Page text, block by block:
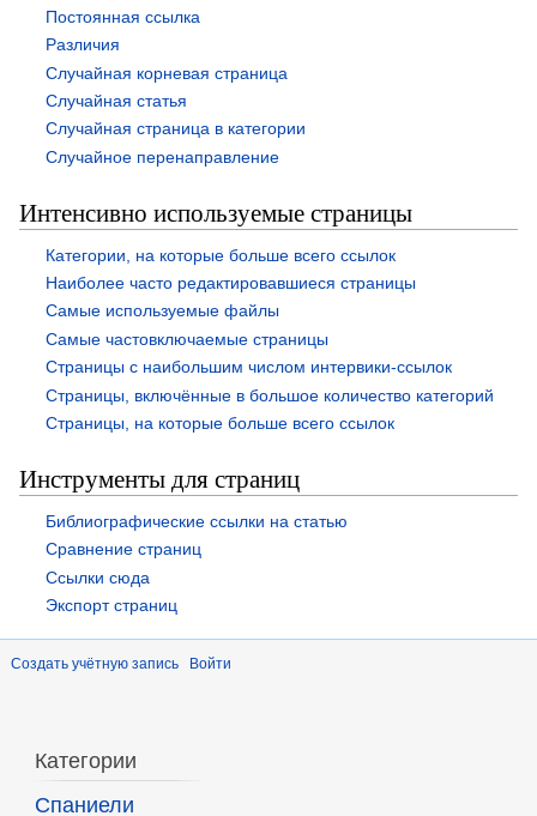
Постоянная ссылка
Различия
Случайная корневая страница
Случайная статья
Случайная страница в категории
Случайное перенаправление
Интенсивно используемые страницы
Категории, на которые больше всего ссылок
Наиболее часто редактировавшиеся страницы
Самые используемые файлы
Самые частовключаемые страницы
Страницы с наибольшим числом интервики-ссылок
Страницы, включённые в большое количество категорий
Страницы, на которые больше всего ссылок
Инструменты для страниц
Библиографические ссылки на статью
Сравнение страниц
Ссылки сюда
Экспорт страниц
Создать учётную запись Войти
Категории
Спаниели